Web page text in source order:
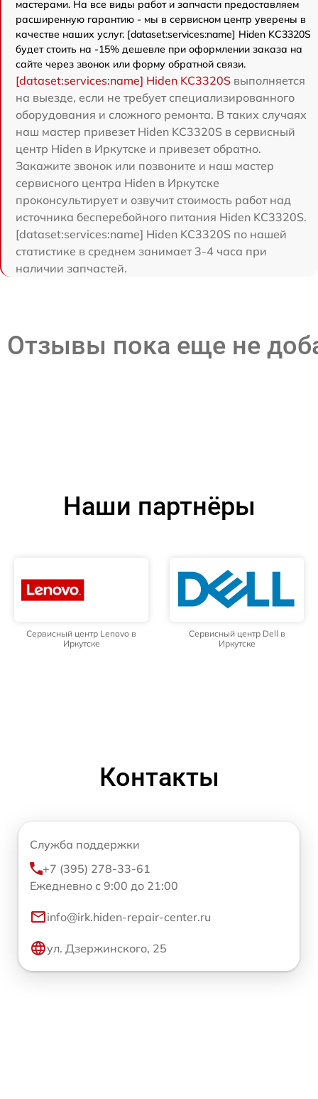
мастерами. На все виды работ и запчасти предоставляем
расширенную гарантию - мы в сервисном центр уверены в
качестве наших услуг. [dataset:services:name] Hiden KC3320S
будет стоить на -15% дешевле при оформлении заказа на
сайте через звонок или форму обратной связи.
[dataset:services:name] Hiden KC3320S выполняется
на выезде, если не требует специализированного
оборудования и сложного ремонта. В таких случаях
наш мастер привезет Hiden KC3320S в сервисный
центр Hiden в Иркутске и привезет обратно.
Закажите звонок или позвоните и наш мастер
сервисного центра Hiden в Иркутске
проконсультирует и озвучит стоимость работ над
источника бесперебойного питания Hiden KC3320S.
[dataset:services:name] Hiden KC3320S по нашей
статистике в среднем занимает 3-4 часа при
наличии запчастей.
Отзывы пока еще не
Наши партнёры
Сервисный центр Lenovo в
Иркутске
Сервисный центр Dell в
Иркутске
Контакты
Служба поддержки
+7 (395) 278-33-61
Ежедневно с 9:00 до 21:00
info@irk.hiden-repair-center.ru
ул. Дзержинского, 25